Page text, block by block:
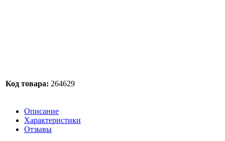
Код товара: 264629
Описание
Характеристики
Отзывы